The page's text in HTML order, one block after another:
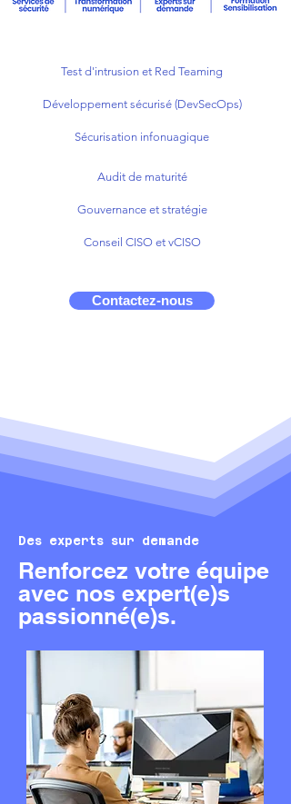
Test d'intrusion et Red Teaming
Développement sécurisé (DevSecOps)
Sécurisation infonuagique
Audit de maturité
Gouvernance et stratégie
Conseil CISO et vCISO
Contactez-nous
Des experts sur demande
Renforcez votre équipe
avec nos expert(e)s
passionné(e)s.